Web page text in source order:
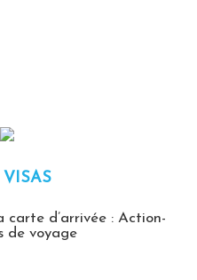
VISAS
carte d’arrivée : Action-
de voyage